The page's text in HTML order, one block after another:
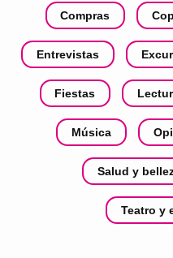
Compras
Entrevistas
Fiestas
Música
Salud y
Teatro y